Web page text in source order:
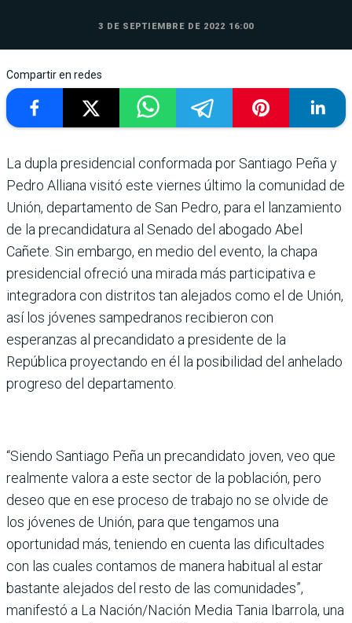
3 DE SEPTIEMBRE DE 2022 16:00
Compartir en redes
La dupla presidencial conformada por Santiago Peña y
Pedro Alliana visitó este viernes último la comunidad de
Unión, departamento de San Pedro, para el lanzamiento
de la precandidatura al Senado del abogado Abel
Cañete. Sin embargo, en medio del evento, la chapa
presidencial ofreció una mirada más participativa e
integradora con distritos tan alejados como el de Unión,
así los jóvenes sampedranos recibieron con
esperanzas al precandidato a presidente de la
República proyectando en él la posibilidad del anhelado
progreso del departamento.
“Siendo Santiago Peña un precandidato joven, veo que
realmente valora a este sector de la población, pero
deseo que en ese proceso de trabajo no se olvide de
los jóvenes de Unión, para que tengamos una
oportunidad más, teniendo en cuenta las dificultades
con las cuales contamos de manera habitual al estar
bastante alejados del resto de las comunidades”,
manifestó a La Nación/Nación Media Tania Ibarrola, una